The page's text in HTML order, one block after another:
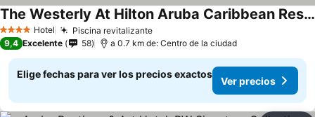
4 EstrellasHotel Piscina revitalizante
The Westerly At Hilton Aruba Caribbean Resort
9,4 Excelente 58 a 0.7 km de: Centro de la ciudad
Elige fechas para ver los precios exactos
Ver precios